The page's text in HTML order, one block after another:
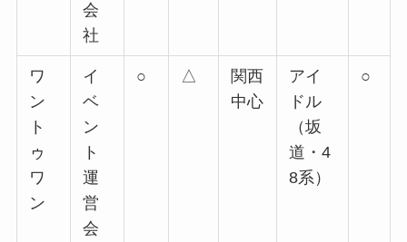
会
社
ワ
ン
ト
ゥ
ワ
ン
イ
ベ
ン
ト
運
営
会
○ △
関西
中心
アイ
ドル
（坂
道・4
8系）
○